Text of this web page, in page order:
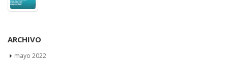
ARCHIVO
mayo 2022